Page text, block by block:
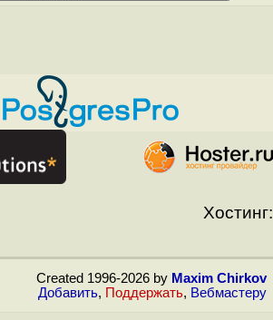
Хостинг:
Created 1996-2026 by Maxim Chirkov
Добавить, Поддержать, Вебмастеру